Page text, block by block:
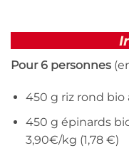
Pour 6 personnes
450 g riz rond bio
450 g épinards
3,90€/kg (1,78 €)